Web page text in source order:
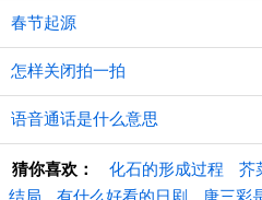
春节起源
怎样关闭拍一拍
语音通话是什么意思
猜你喜欢： 化石的形成过程 芥
结局
有什么好看的日剧 唐三彩